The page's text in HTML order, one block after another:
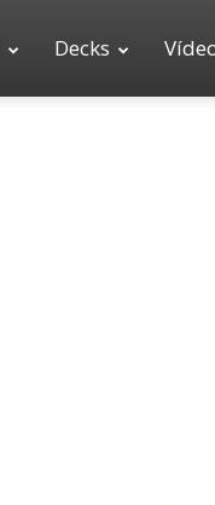
Decks